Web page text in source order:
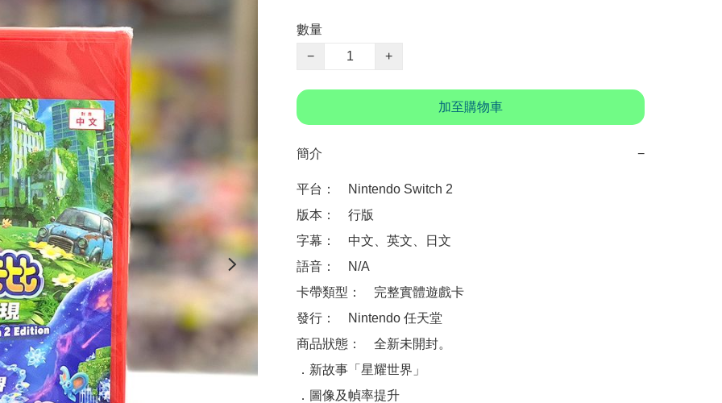
數量
−
+
加至購物車
簡介 −
平台：　Nintendo Switch 2
版本：　行版
字幕：　中文、英文、日文
語音：　N/A
卡帶類型：　完整實體遊戲卡
發行：　Nintendo 任天堂
商品狀態：　全新未開封。
．新故事「星耀世界」
．圖像及幀率提升